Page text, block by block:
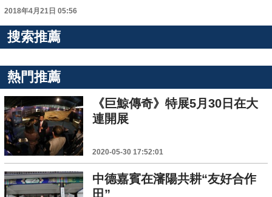
2018年4月21日 05:56
搜索推薦
熱門推薦
《巨鯨傳奇》特展5月30日在大
連開展
2020-05-30 17:52:01
中德嘉賓在瀋陽共耕“友好合作
田”